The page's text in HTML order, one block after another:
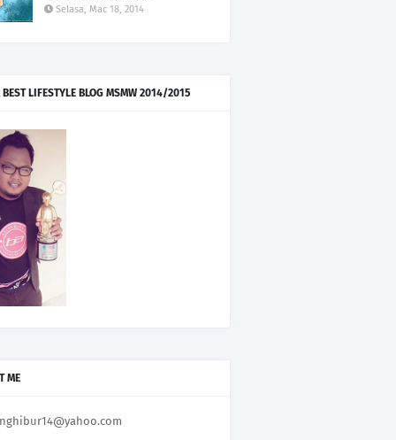
Selasa, Mac 18, 2014
BEST LIFESTYLE BLOG MSMW 2014/2015
ME